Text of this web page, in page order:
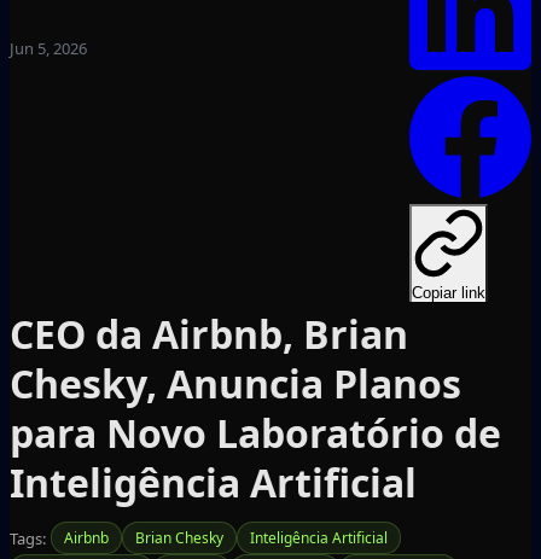
Jun 5, 2026
Copiar link
CEO da Airbnb, Brian
Chesky, Anuncia Planos
para Novo Laboratório de
Inteligência Artificial
Tags: Airbnb Brian Chesky
Inteligência Artificial